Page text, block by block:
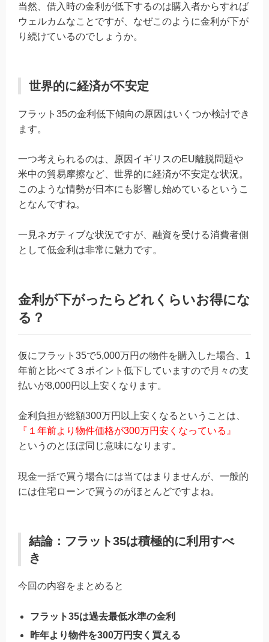
当然、借入時の金利が低下するのは購入者からすれば
ウェルカムなことですが、なぜこのように金利が下が
り続けているのでしょうか。
世界的に経済が不安定
フラット35の金利低下傾向の原因はいくつか検討でき
ます。
一つ考えられるのは、原因イギリスのEU離脱問題や
米中の貿易摩擦など、世界的に経済が不安定な状況。
このような情勢が日本にも影響し始めているというこ
となんですね。
一見ネガティブな状況ですが、融資を受ける消費者側
として低金利は非常に魅力です。
金利が下がったらどれくらいお得にな
る？
仮にフラット35で5,000万円の物件を購入した場合、1
年前と比べて３ポイント低下していますので月々の支
払いが8,000円以上安くなります。
金利負担が総額300万円以上安くなるということは、
『１年前より物件価格が300万円安くなっている』
というのとほぼ同じ意味になります。
現金一括で買う場合には当てはまりませんが、一般的
には住宅ローンで買うのがほとんどですよね。
結論：フラット35は積極的に利用すべ
き
今回の内容をまとめると
フラット35は過去最低水準の金利
昨年より物件を300万円安く買える